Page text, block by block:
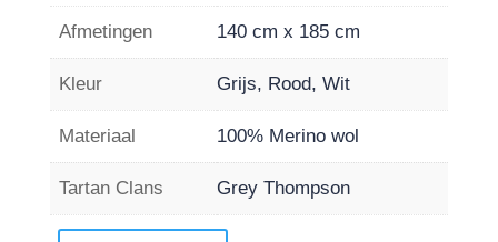
Afmetingen 140 cm x 185 cm
Kleur Grijs, Rood, Wit
Materiaal 100% Merino wol
Tartan Clans Grey Thompson